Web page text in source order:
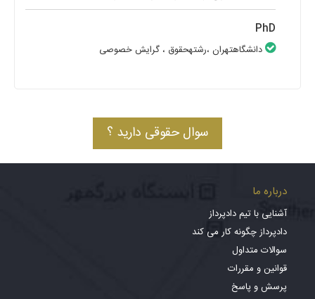
PhD
دانشگاهتهران ،رشتهحقوق ، گرایش خصوصی
سوال حقوقی دارید ؟
درباره ما
آشنایی با تیم دادپرداز
دادپرداز چگونه کار می کند
سوالات متداول
قوانین و مقررات
پرسش و پاسخ